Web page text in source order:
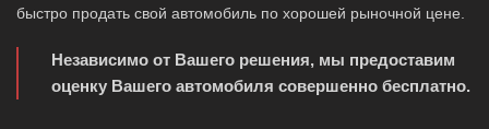
быстро продать свой автомобиль по хорошей рыночной цене.
Независимо от Вашего решения, мы предоставим
оценку Вашего автомобиля совершенно бесплатно.